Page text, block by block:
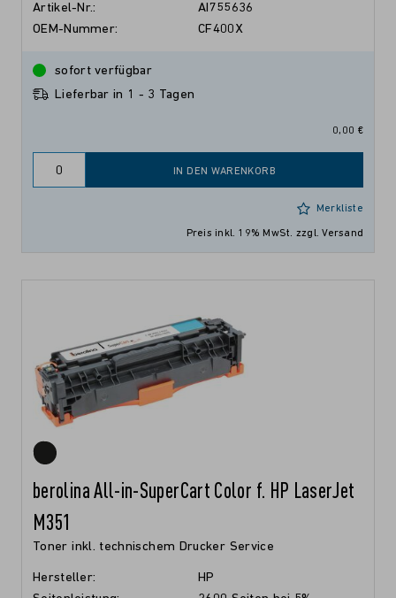
Artikel-Nr.:
AI755636
OEM-Nummer:
CF400X
0,00 €
sofort verfügbar
Lieferbar in 1 - 3 Tagen
IN DEN WARENKORB
Merkliste
Preis inkl. 19% MwSt. zzgl. Versand
berolina All-in-SuperCart Color f. HP LaserJet
M351
Toner inkl. technischem Drucker Service
Hersteller:
HP